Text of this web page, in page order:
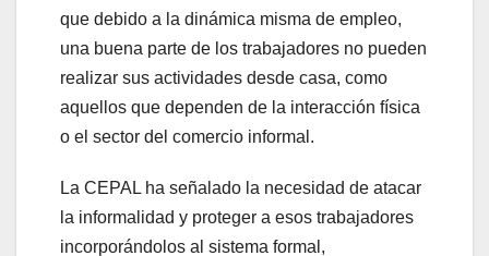
que debido a la dinámica misma de empleo,
una buena parte de los trabajadores no pueden
realizar sus actividades desde casa, como
aquellos que dependen de la interacción física
o el sector del comercio informal.
La CEPAL ha señalado la necesidad de atacar
la informalidad y proteger a esos trabajadores
incorporándolos al sistema formal,